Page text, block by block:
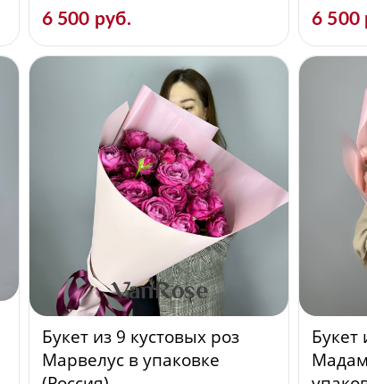
6 500 руб. 6 500
Букет из 9 кустовых роз
Марвелус в упаковке
Букет